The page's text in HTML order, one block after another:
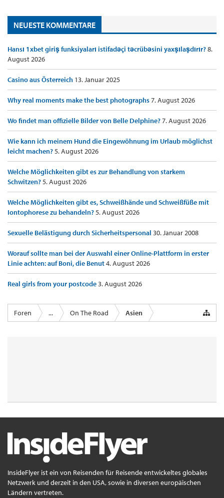
NEUESTE KOMMENTARE
Hansı 1xbet giriş funksiyaları istifadəçi təcrübəsini yaxşılaşdırır?8.
August 2026
Casino aus Österreich 13. Januar 2025
Why real moments make the best photographs7. August 2026
Wo findet man offizielle Bilder von Belle Delphine?7. August 2026
Wie kann ich meinem Hund die Eingewöhnung im Urlaub möglichst
leicht machen?5. August 2026
Welche Möglichkeiten gibt es zur Behandlung von starkem
Schwitzen?5. August 2026
Welche Möglichkeiten gibt es, Schweißhände und Schweißfüße mit
Iontophorese zu behandeln?5. August 2026
Sexuelle Belästigung durch Sicherheitspersonal 30. Januar 2008
Worauf sollte man bei der Auswahl einer Online-Plattform in erster
Linie achten: auf Boni, die Benut4. August 2026
Real girls from your postcode3. August 2026
Foren ... On The Road Asien
InsideFlyer ist ein von Reisenden für Reisende entwickeltes globales
Netzwerk und derzeit in den USA, sowie in diversen europäischen
Ländern vertreten.